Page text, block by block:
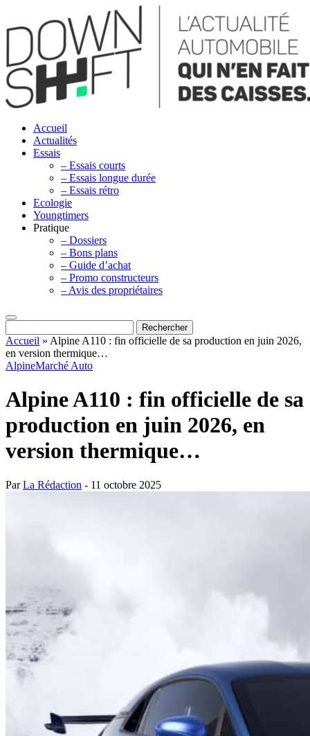
Accueil
Actualités
Essais
– Essais courts
– Essais longue durée
– Essais rétro
Ecologie
Youngtimers
Pratique
– Dossiers
– Bons plans
– Guide d’achat
– Promo constructeurs
– Avis des propriétaires
Accueil » Alpine A110 : fin officielle de sa production en juin 2026,
en version thermique…
AlpineMarché Auto
Alpine A110 : fin officielle de sa
production en juin 2026, en
version thermique…
ParLa Rédaction - 11 octobre 2025